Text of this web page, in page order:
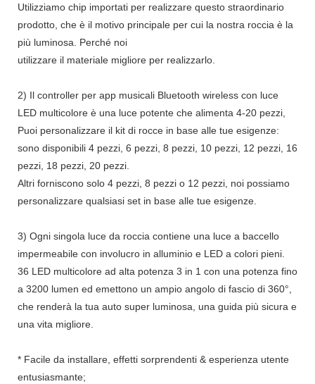
Utilizziamo chip importati per realizzare questo straordinario
prodotto, che è il motivo principale per cui la nostra roccia è la
più luminosa. Perché noi
utilizzare il materiale migliore per realizzarlo.
2) Il controller per app musicali Bluetooth wireless con luce
LED multicolore è una luce potente che alimenta 4-20 pezzi,
Puoi personalizzare il kit di rocce in base alle tue esigenze:
sono disponibili 4 pezzi, 6 pezzi, 8 pezzi, 10 pezzi, 12 pezzi, 16
pezzi, 18 pezzi, 20 pezzi.
Altri forniscono solo 4 pezzi, 8 pezzi o 12 pezzi, noi possiamo
personalizzare qualsiasi set in base alle tue esigenze.
3) Ogni singola luce da roccia contiene una luce a baccello
impermeabile con involucro in alluminio e LED a colori pieni.
36 LED multicolore ad alta potenza 3 in 1 con una potenza fino
a 3200 lumen ed emettono un ampio angolo di fascio di 360°,
che renderà la tua auto super luminosa, una guida più sicura e
una vita migliore.
* Facile da installare, effetti sorprendenti & esperienza utente
entusiasmante;